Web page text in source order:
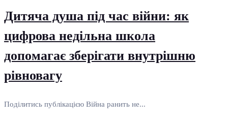
Дитяча душа під час війни: як
цифрова недільна школа
допомагає зберігати внутрішню
рівновагу
Поділитись публікацією Війна ранить не...